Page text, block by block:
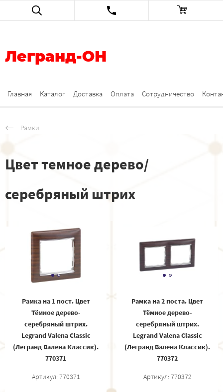
Легранд-ОН
Главная Каталог Доставка Оплата Сотрудничество
Рамки
Цвет темное дерево/
серебряный штрих
Рамка на 1 пост. Цвет
Тёмное дерево-
серебряный штрих.
Legrand Valena Classic
(Легранд Валена Классик).
770371
Артикул: 770371
Рамка на 2 поста. Цвет
Тёмное дерево-
серебряный штрих.
Legrand Valena Classic
(Легранд Валена Классик).
770372
Артикул: 770372